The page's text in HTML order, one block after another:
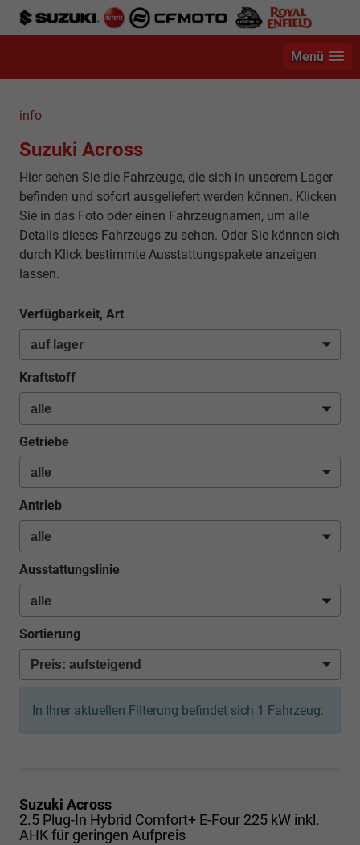
Menü
info
Suzuki Across
Hier sehen Sie die Fahrzeuge, die sich in unserem Lager
befinden und sofort ausgeliefert werden können. Klicken
Sie in das Foto oder einen Fahrzeugnamen, um alle
Details dieses Fahrzeugs zu sehen. Oder Sie können sich
durch Klick bestimmte Ausstattungspakete anzeigen
lassen.
Verfügbarkeit, Art
Kraftstoff
Getriebe
Antrieb
Ausstattungslinie
Sortierung
In Ihrer aktuellen Filterung befindet sich 1 Fahrzeug:
Suzuki Across
2.5 Plug-In Hybrid Comfort+ E-Four 225 kW inkl.
AHK für geringen Aufpreis